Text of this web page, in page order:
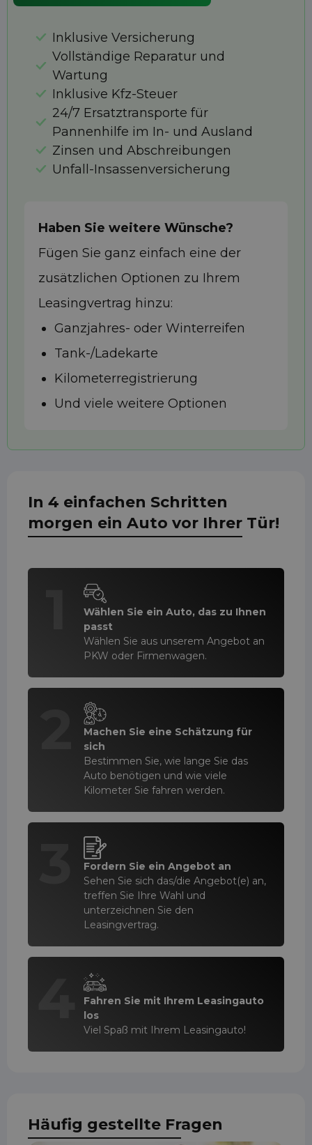
Inklusive Versicherung
Vollständige Reparatur und
Wartung
Inklusive Kfz-Steuer
24/7 Ersatztransporte für
Pannenhilfe im In- und Ausland
Zinsen und Abschreibungen
Unfall-Insassenversicherung
Haben Sie weitere Wünsche?
Fügen Sie ganz einfach eine der
zusätzlichen Optionen zu Ihrem
Leasingvertrag hinzu:
Ganzjahres- oder Winterreifen
Tank-/Ladekarte
Kilometerregistrierung
Und viele weitere Optionen
In 4 einfachen Schritten
morgen ein Auto vor Ihrer Tür!
Wählen Sie ein Auto, das zu Ihnen
passt
Wählen Sie aus unserem Angebot an
PKW oder Firmenwagen.
Machen Sie eine Schätzung für
sich
Bestimmen Sie, wie lange Sie das
Auto benötigen und wie viele
Kilometer Sie fahren werden.
Fordern Sie ein Angebot an
Sehen Sie sich das/die Angebot(e) an,
treffen Sie Ihre Wahl und
unterzeichnen Sie den
Leasingvertrag.
Fahren Sie mit Ihrem Leasingauto
los
Viel Spaß mit Ihrem Leasingauto!
Häufig gestellte Fragen